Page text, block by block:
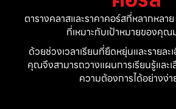
ตารางคลาสและราคาคอร์สที่หลากหลา
ที่เหมาะกับเป้าหมายของคุ
ด้วยช่วงเวลาเรียนที่ยืดหยุ่นและรายละ
คุณจึงสามารถวางแผนการเรียนรู้และ
ความต้องการได้อย่างง่า